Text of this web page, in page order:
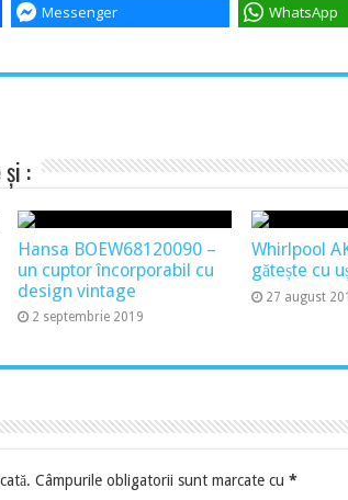
Messenger WhatsApp
:
Hansa BOEW68120090 –
un cuptor încorporabil cu
design vintage
2 septembrie 2019
Whirlpool
gătește cu
27 august
Câmpurile obligatorii sunt marcate cu *